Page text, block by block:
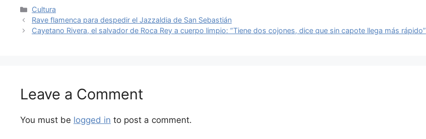
Categories
Cultura
Rave flamenca para despedir el Jazzaldia de San Sebastián
Cayetano Rivera, el salvador de Roca Rey a cuerpo limpio: “Tiene dos cojones, dice que sin capote llega más rápido”
Leave a Comment
You must be logged in to post a comment.